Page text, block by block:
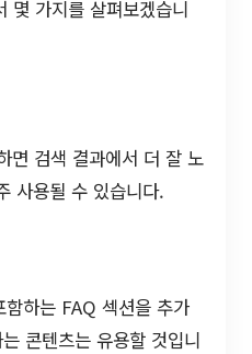
몇 가지를 살펴보겠습니
면 검색 결과에서 더 잘 노
사용될 수 있습니다.
하는 FAQ 섹션을 추가
콘텐츠는 유용할 것입니